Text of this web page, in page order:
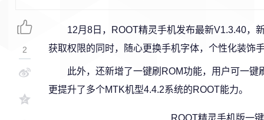
12月8日，ROOT精灵手机发布最新V1.3.40，
获取权限的同时，随心更换手机字体，个性化装饰
此外，还新增了一键刷ROM功能，用户可一
更提升了多个MTK机型4.4.2系统的ROOT能力。
ROOT精灵手机版一
2